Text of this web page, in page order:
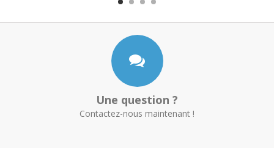
Une question ?
Contactez-nous maintenant !